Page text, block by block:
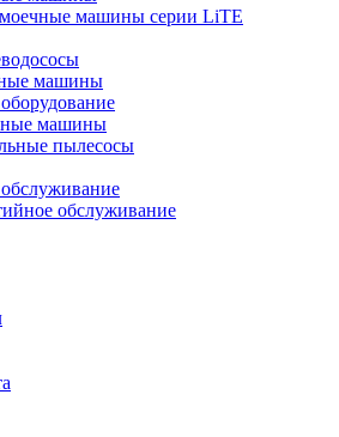
машины серии LiTE
машины
машины
пылесосы
обслуживание